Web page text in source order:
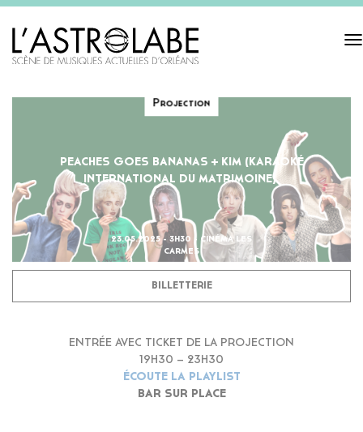
Projection
PEACHES GOES BANANAS + KIM (KARAOKÉ
INTERNATIONAL DU MATRIMOINE)
23.05.2025 - 3H30 - CINÉMA LES
CARMES
BILLETTERIE
ENTRÉE AVEC TICKET DE LA PROJECTION
19H30 – 23H30
ÉCOUTE LA PLAYLIST
BAR SUR PLACE